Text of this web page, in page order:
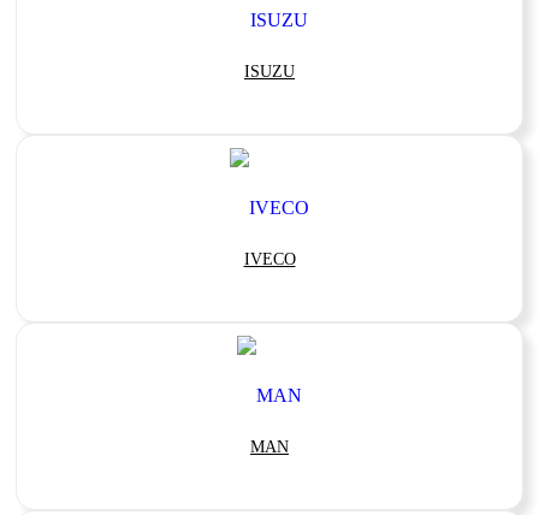
ISUZU
IVECO
MAN